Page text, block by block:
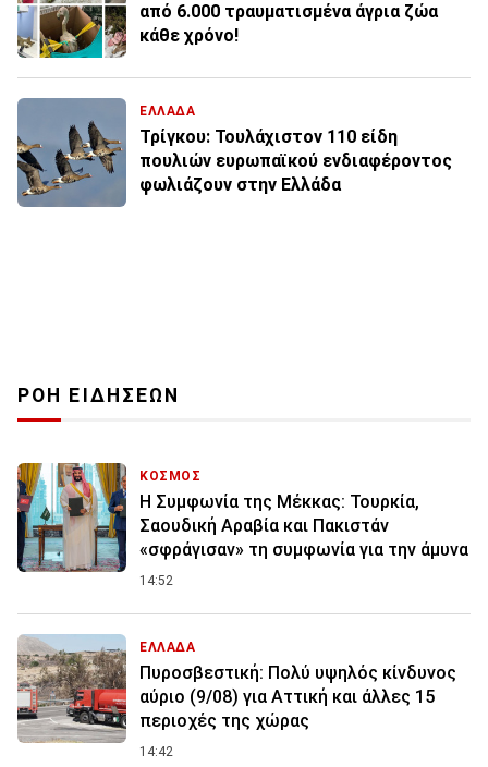
από 6.000 τραυματισμένα άγρια ζώα
κάθε χρόνο!
ΕΛΛΑΔΑ
Τρίγκου: Τουλάχιστον 110 είδη
πουλιών ευρωπαϊκού ενδιαφέροντος
φωλιάζουν στην Ελλάδα
ΡΟΗ ΕΙΔΗΣΕΩΝ
ΚΟΣΜΟΣ
Η Συμφωνία της Μέκκας: Τουρκία,
Σαουδική Αραβία και Πακιστάν
«σφράγισαν» τη συμφωνία για την άμυνα
14:52
ΕΛΛΑΔΑ
Πυροσβεστική: Πολύ υψηλός κίνδυνος
αύριο (9/08) για Αττική και άλλες 15
περιοχές της χώρας
14:42